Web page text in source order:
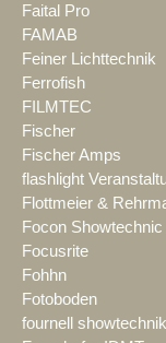
Faital Pro
FAMAB
Feiner Lichttechnik
Ferrofish
FILMTEC
Fischer
Fischer Amps
flashlight
Flottmeier &
Focon Showtechnic
Focusrite
Fohhn
Fotoboden
fournell showtechnik